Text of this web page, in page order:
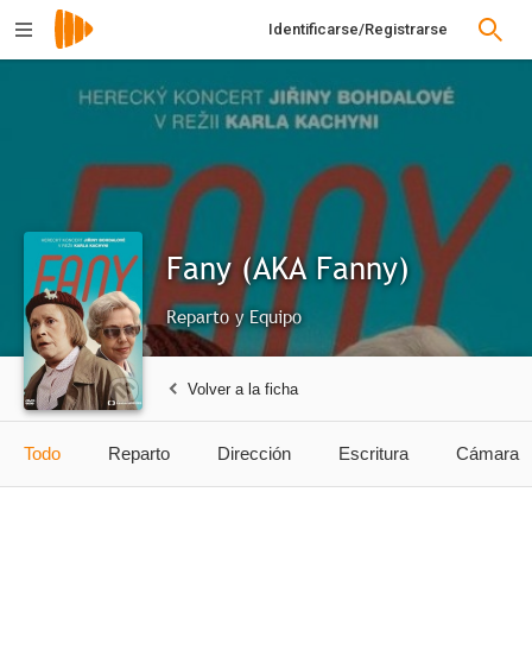
Identificarse/Registrarse
Fany (AKA Fanny)
Reparto y Equipo
Volver a la ficha
Todo Reparto Dirección Escritura Cámara